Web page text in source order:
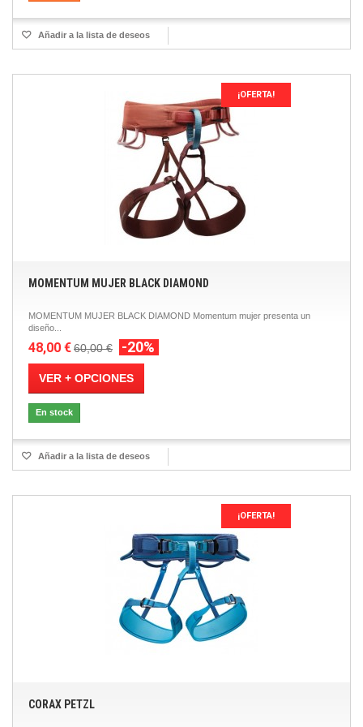
Añadir a la lista de deseos
¡OFERTA!
MOMENTUM MUJER BLACK DIAMOND
MOMENTUM MUJER BLACK DIAMOND Momentum mujer presenta un
diseño...
48,00 €60,00 € -20%
VER + OPCIONES
En stock
Añadir a la lista de deseos
¡OFERTA!
CORAX PETZL